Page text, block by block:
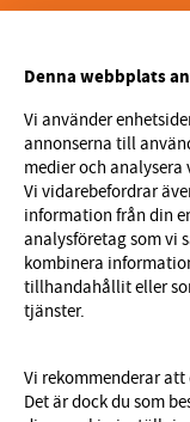
Org.nr 559329-
VAT
info@prylteknik.se
0321777170
Nyhetsbrev
I vårt nyhetsbrev
erbjudanden före
Denna webbplats
Vi använder
annonserna till
medier och analysera
Vi vidarebefordrar
information från din
analysföretag som vi
kombinera
tillhandahållit eller
tjänster.
Vi rekommenderar
Det är dock du som